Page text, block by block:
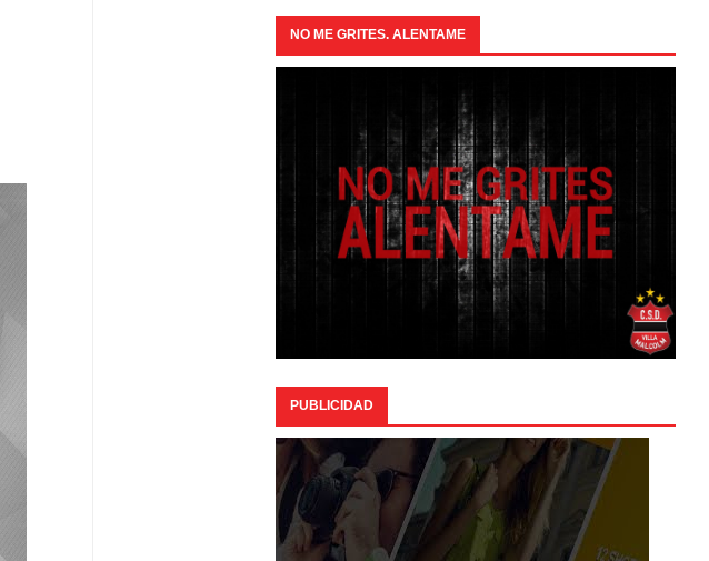
NO ME GRITES. ALENTAME
PUBLICIDAD